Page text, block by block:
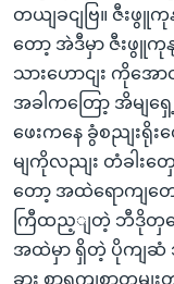
တယျခငျဗြ။ ဇီးဖွူကု
တော့ အဲဒီမှာ ဇီးဖွူကုန
သားဟောငျး ကိုအော
အခါကတြော့ အိမျရှ
ဖေးကနေ ခွံစညျးရို
မျကိုလညျး တံခါးတှေ
တော့ အထဲရောကျတေ
ကြီထည့ျတဲ့ ဘီဒိုတှက
အထဲမှာ ရှိတဲ့ ပိုကျဆံ ၁၅
ခွား စာရှကျစာတမ